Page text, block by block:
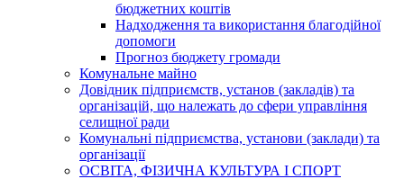
бюджетних коштів
Надходження та використання благодійної
допомоги
Прогноз бюджету громади
Комунальне майно
Довідник підприємств, установ (закладів) та
організацій, що належать до сфери управління
селищної ради
Комунальні підприємства, установи (заклади) та
організації
ОСВІТА, ФІЗИЧНА КУЛЬТУРА І СПОРТ